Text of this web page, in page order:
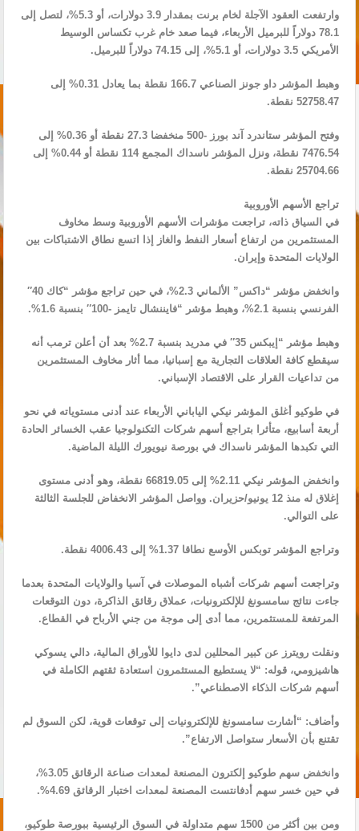
وارتفعت العقود الآجلة لخام برنت بمقدار 3.9 دولارات، أو 5.3%، لتصل إلى
78.1 دولاراً للبرميل الأربعاء، فيما صعد خام غرب تكساس الوسيط
الأمريكي 3.5 دولارات، أو 5.1%، إلى 74.15 دولاراً للبرميل.
وهبط المؤشر داو ⁠⁠⁠⁠جونز الصناعي 166.7 ⁠⁠⁠⁠نقطة بما يعادل 0.31% إلى
52758.47 نقطة.
وفتح ⁠⁠⁠⁠المؤشر ستاندرد آند بورز -500 منخفضا⁠ 27.3 نقطة أو 0.36% إلى
7476.54 نقطة، ونزل ‌‌‌‌المؤشر ناسداك المجمع 114 نقطة أو 0.44% ‌‌‌‌إلى
25704.66 نقطة.
تراجع الأسهم الأوروبية
في السياق ذاته، تراجعت مؤشرات الأسهم الأوروبية وسط مخاوف
المستثمرين من ارتفاع أسعار النفط والغاز إذا اتسع نطاق الاشتباكات بين
الولايات المتحدة وإيران.
وانخفض مؤشر “داكس” الألماني 2.3%، في حين تراجع مؤشر “كاك 40″
الفرنسي بنسبة 2.1%، وهبط مؤشر “فايننشال تايمز -100″ بنسبة 1.6%.
وهبط مؤشر “إيبكس 35″ في مدريد بنسبة 2.7% بعد أن أعلن ترمب أنه
سيقطع كافة العلاقات التجارية مع إسبانيا، مما أثار مخاوف المستثمرين
من تداعيات القرار على الاقتصاد الإسباني.
في طوكيو ‌‌‌‌أغلق المؤشر نيكي الياباني الأربعاء عند أدنى مستوياته ⁠⁠⁠⁠في نحو
⁠⁠⁠⁠أربعة أسابيع، متأثرا بتراجع أسهم شركات التكنولوجيا عقب الخسائر الحادة
التي تكبدها المؤشر ناسداك في بورصة نيويورك الليلة الماضية.
وانخفض المؤشر ⁠⁠⁠⁠نيكي 2.11% إلى 66819.05 نقطة، وهو أدنى مستوى
إغلاق له منذ 12 يونيو/حزيران. وواصل المؤشر الانخفاض للجلسة ⁠⁠⁠⁠الثالثة
على التوالي.
وتراجع المؤشر توبكس الأوسع نطاقا 1.37% إلى 4006.43 نقطة.
وتراجعت أسهم شركات أشباه الموصلات في آسيا والولايات المتحدة بعدما
جاءت نتائج سامسونغ للإلكترونيات، عملاق رقائق الذاكرة، دون التوقعات
المرتفعة للمستثمرين، مما أدى إلى موجة من جني ⁠⁠⁠⁠الأرباح في القطاع.
ونقلت رويترز عن كبير المحللين ⁠⁠⁠⁠لدى دايوا للأوراق المالية، دالي يسوكي
هاشيزومي، قوله: “لا يستطيع المستثمرون استعادة ثقتهم الكاملة في
أسهم شركات الذكاء الاصطناعي”.
وأضاف: “أشارت سامسونغ للإلكترونيات إلى توقعات قوية، لكن السوق لم
تقتنع بأن الأسعار ⁠⁠⁠⁠ستواصل الارتفاع”.
وانخفض سهم طوكيو إلكترون المصنعة لمعدات صناعة الرقائق 3.05%،
في حين خسر ⁠⁠⁠⁠سهم أدفانتست المصنعة لمعدات اختبار ⁠⁠⁠⁠الرقائق 4.69%.
ومن بين أكثر من 1500 سهم متداولة في السوق الرئيسية ‌‌‌‌ببورصة طوكيو،